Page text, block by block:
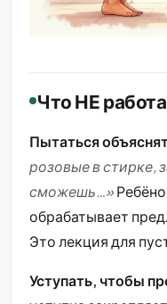
Что НЕ
Пытаться
розовые в стирке,
сможешь…»
обрабатывает
Это лекция для
Уступать, чтобы